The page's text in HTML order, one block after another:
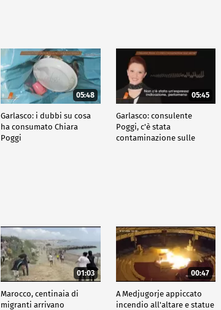
05:48
Garlasco: i dubbi su cosa
ha consumato Chiara
Poggi
05:45
Garlasco: consulente
Poggi, c'è stata
contaminazione sulle
01:03
Marocco, centinaia di
migranti arrivano
00:47
A Medjugorje appiccato
incendio all'altare e statue